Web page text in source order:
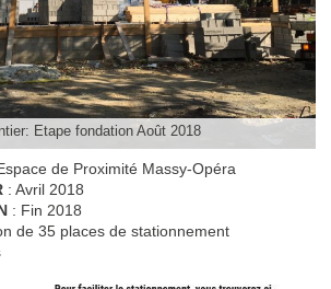
Etape fondation Août 2018
de Proximité Massy-Opéra
: Avril 2018
: Fin 2018
de 35 places de stationnement